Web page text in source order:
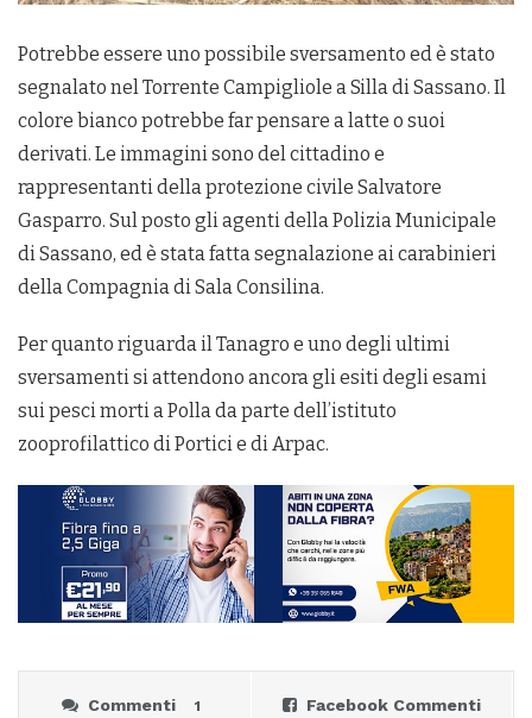
Potrebbe essere uno possibile sversamento ed è stato
segnalato nel Torrente Campigliole a Silla di Sassano. Il
colore bianco potrebbe far pensare a latte o suoi
derivati. Le immagini sono del cittadino e
rappresentanti della protezione civile Salvatore
Gasparro. Sul posto gli agenti della Polizia Municipale
di Sassano, ed è stata fatta segnalazione ai carabinieri
della Compagnia di Sala Consilina.
Per quanto riguarda il Tanagro e uno degli ultimi
sversamenti si attendono ancora gli esiti degli esami
sui pesci morti a Polla da parte dell’istituto
zooprofilattico di Portici e di Arpac.
Commenti 1 Facebook Commenti